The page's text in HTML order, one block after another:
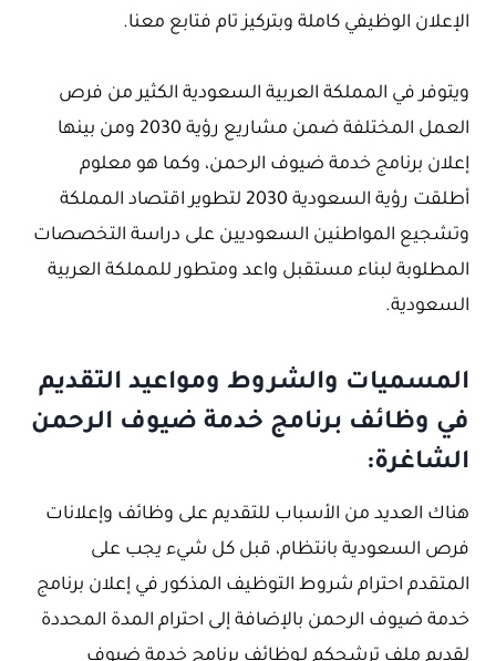
الإعلان الوظيفي كاملة وبتركيز تام فتابع معنا.
ويتوفر في المملكة العربية السعودية الكثير من فرص
العمل المختلفة ضمن مشاريع رؤية 2030 ومن بينها
إعلان برنامج خدمة ضيوف الرحمن، وكما هو معلوم
أطلقت رؤية السعودية 2030 لتطوير اقتصاد المملكة
وتشجيع المواطنين السعوديين على دراسة التخصصات
المطلوبة لبناء مستقبل واعد ومتطور للمملكة العربية
السعودية.
المسميات والشروط ومواعيد التقديم
في وظائف برنامج خدمة ضيوف الرحمن
الشاغرة:
هناك العديد من الأسباب للتقديم على وظائف وإعلانات
فرص السعودية بانتظام، قبل كل شيء يجب على
المتقدم احترام شروط التوظيف المذكور في إعلان برنامج
خدمة ضيوف الرحمن بالإضافة إلى احترام المدة المحددة
لقديم ملف ترشحكم لـوظائف برنامج خدمة ضيوف